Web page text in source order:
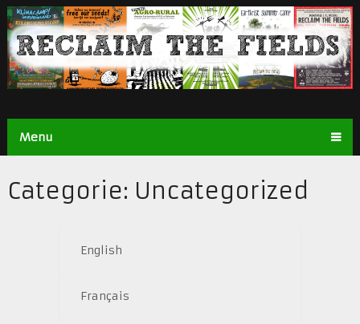
Menu
Categorie: Uncategorized
English
Français